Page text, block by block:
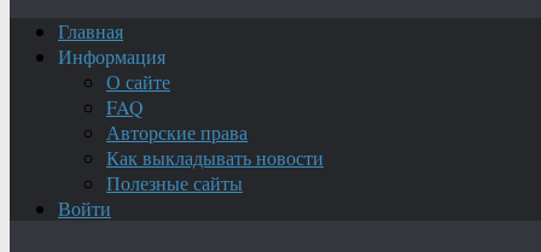
Главная
Информация
О сайте
FAQ
Авторские права
Как выкладывать новости
Полезные сайты
Войти